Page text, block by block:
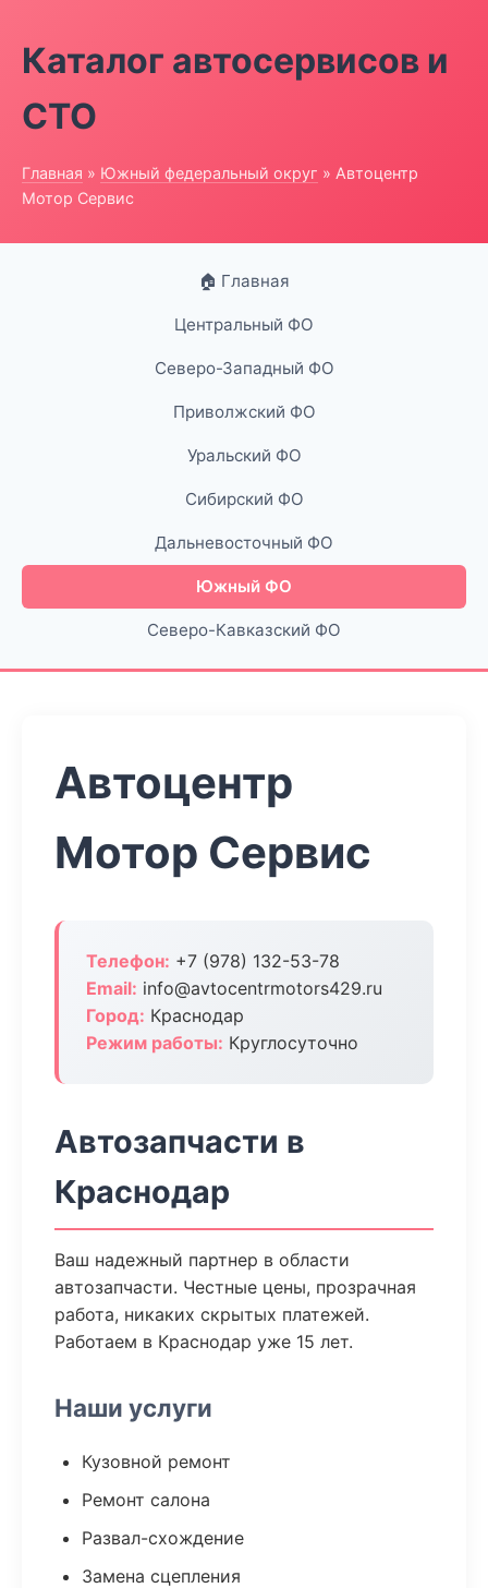
Каталог автосервисов и
СТО
Главная » Южный федеральный округ » Автоцентр
Мотор Сервис
🏠 Главная
Центральный ФО
Северо-Западный ФО
Приволжский ФО
Уральский ФО
Сибирский ФО
Дальневосточный ФО
Южный ФО
Северо-Кавказский ФО
Автоцентр
Мотор Сервис
Телефон: +7 (978) 132-53-78
Email: info@avtocentrmotors429.ru
Город: Краснодар
Режим работы: Круглосуточно
Автозапчасти в
Краснодар
Ваш надежный партнер в области
автозапчасти. Честные цены, прозрачная
работа, никаких скрытых платежей.
Работаем в Краснодар уже 15 лет.
Наши услуги
Кузовной ремонт
Ремонт салона
Развал-схождение
Замена сцепления